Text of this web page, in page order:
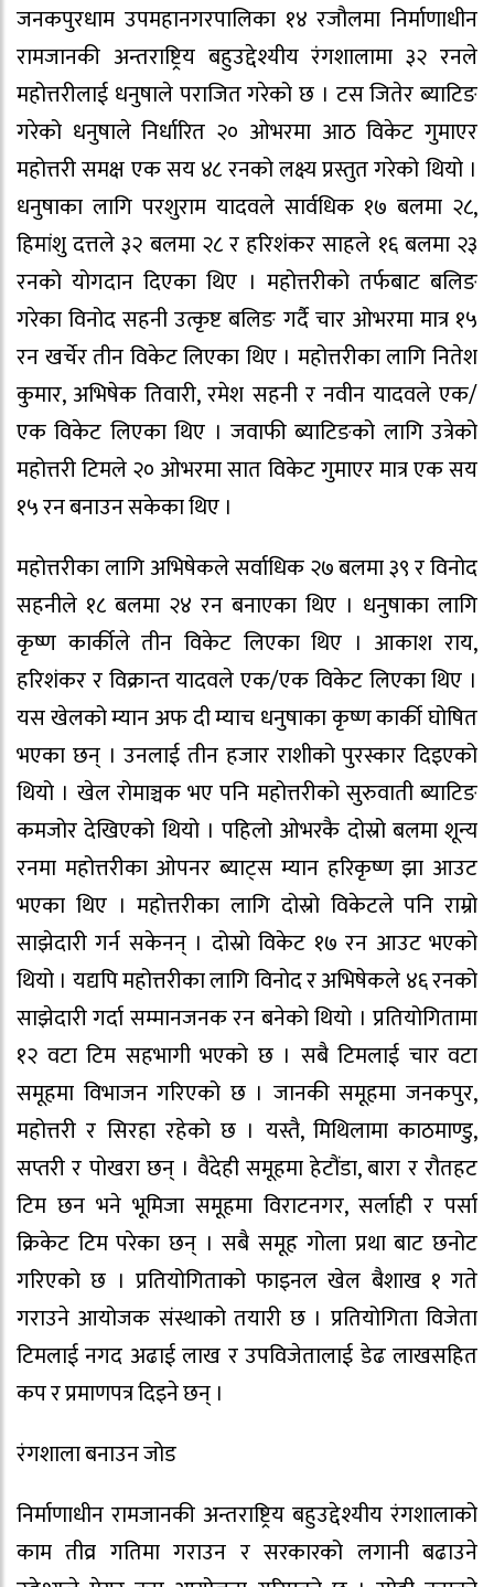
जनकपुरधाम उपमहानगरपालिका १४ रजौलमा निर्माणाधीन
रामजानकी अन्तराष्ट्रिय बहुउद्देश्यीय रंगशालामा ३२ रनले
महोत्तरीलाई धनुषाले पराजित गरेको छ । टस जितेर ब्याटिङ
गरेको धनुषाले निर्धारित २० ओभरमा आठ विकेट गुमाएर
महोत्तरी समक्ष एक सय ४८ रनको लक्ष्य प्रस्तुत गरेको थियो ।
धनुषाका लागि परशुराम यादवले सार्वधिक १७ बलमा २८,
हिमांशु दत्तले ३२ बलमा २८ र हरिशंकर साहले १६ बलमा २३
रनको योगदान दिएका थिए । महोत्तरीको तर्फबाट बलिङ
गरेका विनोद सहनी उत्कृष्ट बलिङ गर्दै चार ओभरमा मात्र १५
रन खर्चेर तीन विकेट लिएका थिए । महोत्तरीका लागि नितेश
कुमार, अभिषेक तिवारी, रमेश सहनी र नवीन यादवले एक/
एक विकेट लिएका थिए । जवाफी ब्याटिङको लागि उत्रेको
महोत्तरी टिमले २० ओभरमा सात विकेट गुमाएर मात्र एक सय
१५ रन बनाउन सकेका थिए ।
महोत्तरीका लागि अभिषेकले सर्वाधिक २७ बलमा ३९ र विनोद
सहनीले १८ बलमा २४ रन बनाएका थिए । धनुषाका लागि
कृष्ण कार्कीले तीन विकेट लिएका थिए । आकाश राय,
हरिशंकर र विक्रान्त यादवले एक/एक विकेट लिएका थिए ।
यस खेलको म्यान अफ दी म्याच धनुषाका कृष्ण कार्की घोषित
भएका छन् । उनलाई तीन हजार राशीको पुरस्कार दिइएको
थियो । खेल रोमाञ्चक भए पनि महोत्तरीको सुरुवाती ब्याटिङ
कमजोर देखिएको थियो । पहिलो ओभरकै दोस्रो बलमा शून्य
रनमा महोत्तरीका ओपनर ब्याट्स म्यान हरिकृष्ण झा आउट
भएका थिए । महोत्तरीका लागि दोस्रो विकेटले पनि राम्रो
साझेदारी गर्न सकेनन् । दोस्रो विकेट १७ रन आउट भएको
थियो । यद्यपि महोत्तरीका लागि विनोद र अभिषेकले ४६ रनको
साझेदारी गर्दा सम्मानजनक रन बनेको थियो । प्रतियोगितामा
१२ वटा टिम सहभागी भएको छ । सबै टिमलाई चार वटा
समूहमा विभाजन गरिएको छ । जानकी समूहमा जनकपुर,
महोत्तरी र सिरहा रहेको छ । यस्तै, मिथिलामा काठमाण्डु,
सप्तरी र पोखरा छन् । वैदेही समूहमा हेटौंडा, बारा र रौतहट
टिम छन भने भूमिजा समूहमा विराटनगर, सर्लाही र पर्सा
क्रिकेट टिम परेका छन् । सबै समूह गोला प्रथा बाट छनोट
गरिएको छ । प्रतियोगिताको फाइनल खेल बैशाख १ गते
गराउने आयोजक संस्थाको तयारी छ । प्रतियोगिता विजेता
टिमलाई नगद अढाई लाख र उपविजेतालाई डेढ लाखसहित
कप र प्रमाणपत्र दिइने छन् ।
रंगशाला बनाउन जोड
निर्माणाधीन रामजानकी अन्तराष्ट्रिय बहुउद्देश्यीय रंगशालाको
काम तीव्र गतिमा गराउन र सरकारको लगानी बढाउने